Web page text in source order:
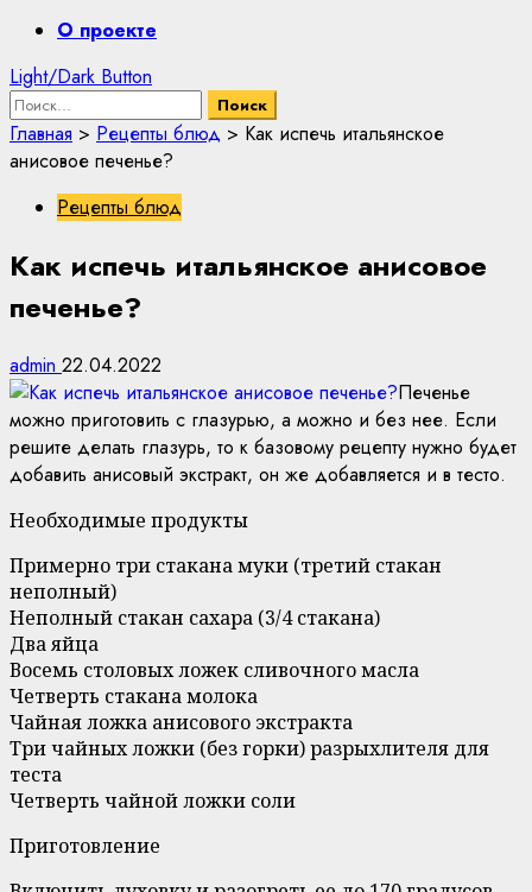
PrimaryО проекте
Light/Dark Button
Найти:
Главная > Рецепты блюд > Как испечь итальянское
анисовое печенье?
Рецепты блюд
Как испечь итальянское анисовое
печенье?
admin 22.04.2022
Печенье
можно приготовить с глазурью, а можно и без нее. Если
решите делать глазурь, то к базовому рецепту нужно будет
добавить анисовый экстракт, он же добавляется и в тесто.
Необходимые продукты
Примерно три стакана муки (третий стакан
неполный)
Неполный стакан сахара (3/4 стакана)
Два яйца
Восемь столовых ложек сливочного масла
Четверть стакана молока
Чайная ложка анисового экстракта
Три чайных ложки (без горки) разрыхлителя для
теста
Четверть чайной ложки соли
Приготовление